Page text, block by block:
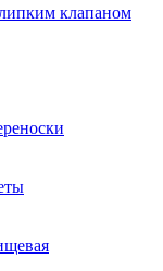
клапаном